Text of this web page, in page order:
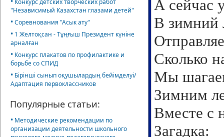
Конкурс детских творческих работ
"Независимый Казахстан глазами детей"
•Соревнования "Асык ату"
• 1 Желтоқсан - Тұңғыш Президент күніне
арналған
• Конкурс плакатов по профилактике и
борьбе со СПИД
• Бірінші сынып оқушылардың бейімделуі/
Адаптация первоклассников
Популярные статьи:
• Методические рекомендации по
организации деятельности школьного
А сейчас
В зимний
Сколько
Мы
Зимним
Вместе с
Загадка: